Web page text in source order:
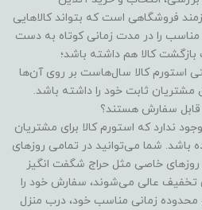
فروشگاهی است که بتواند کالاهایی
مناسب را در مدت زمانی کوتاه به دست
کالا هم داشته باشد؛
استورم کالا سال‌هاست بر روی آن‌ها
مشتریان ثابت خود را داشته باشد.
قابل سفارش هستند؟
ندارد که استورم کالا برای مشتریان
باشد. شما می‌توانید در تمامی روزهای
روزهای خاصی مثل حراج شگفت انگیز
تخفیف عالی می‌شوند، سفارش خود را
محدوده زمانی مناسب خود، درب منزل